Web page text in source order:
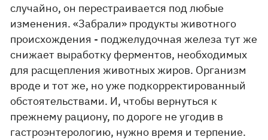
случайно, он перестраивается под любые
изменения. «Забрали» продукты животного
происхождения - поджелудочная железа тут же
снижает выработку ферментов, необходимых
для расщепления животных жиров. Организм
вроде и тот же, но уже подкорректированный
обстоятельствами. И, чтобы вернуться к
прежнему рациону, по дороге не угодив в
гастроэнтерологию, нужно время и терпение.